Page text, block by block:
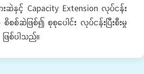
ဆဲနှင့် Capacity Extension လုပ်ငန်း
စစ်ဆဲဖြစ်၍ စုစုပေါင်း လုပ်ငန်းပြီးစီးမှု
ဖြစ်ပါသည်။